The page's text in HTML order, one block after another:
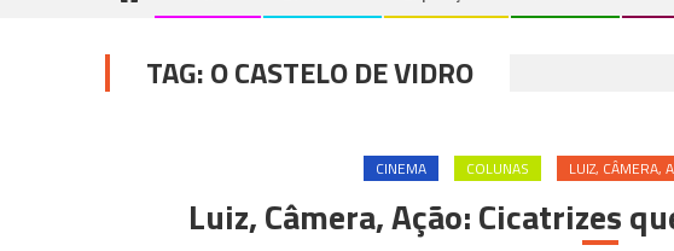
TAG:O CASTELO DE VIDRO
CINEMA COLUNAS LUIZ, CÂMERA,
Luiz, Câmera, Ação: Cicatrizes